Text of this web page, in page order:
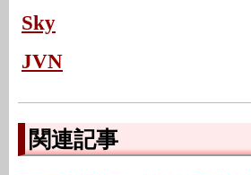
Sky
JVN
関連記事